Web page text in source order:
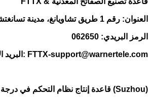
العنوان: رقم 1 طريق تشاويانغ، مدينة تسانغتشو، مقاطعة خبي
الرمز البريدي: 062650
البريد الإلكتروني: FTTX-support@warnertele.com
قاعدة إنتاج نظام التحكم في درجة الحرارة (Suzhou)